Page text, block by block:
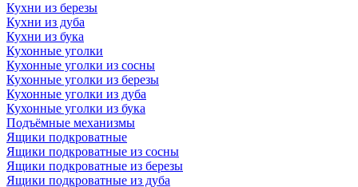
Кухни из березы
Кухни из дуба
Кухни из бука
Кухонные уголки
Кухонные уголки из сосны
Кухонные уголки из березы
Кухонные уголки из дуба
Кухонные уголки из бука
Подъёмные механизмы
Ящики подкроватные
Ящики подкроватные из сосны
Ящики подкроватные из березы
Ящики подкроватные из дуба